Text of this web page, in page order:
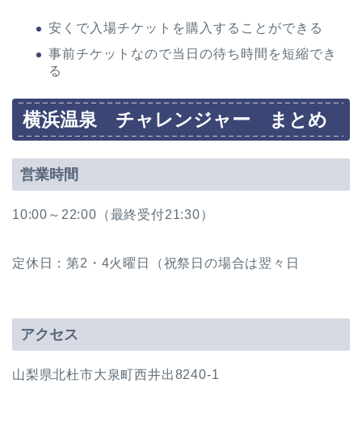
安くで入場チケットを購入することができる
事前チケットなので当日の待ち時間を短縮でき
る
横浜温泉 チャレンジャー まとめ
営業時間
10:00～22:00（最終受付21:30）
定休日：第2・4火曜日（祝祭日の場合は翌々日
アクセス
山梨県北杜市大泉町西井出8240-1